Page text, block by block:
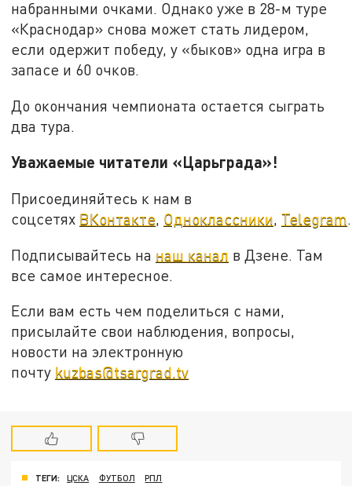
набранными очками. Однако уже в 28-м туре
«Краснодар» снова может стать лидером,
если одержит победу, у «быков» одна игра в
запасе и 60 очков.
До окончания чемпионата остается сыграть
два тура.
Уважаемые читатели «Царьграда»!
Присоединяйтесь к нам в
соцсетях ВКонтакте, Одноклассники, Telegram.
Подписывайтесь на наш канал в Дзене. Там
все самое интересное.
Если вам есть чем поделиться с нами,
присылайте свои наблюдения, вопросы,
новости на электронную
почту kuzbas@tsargrad.tv
ТЕГИ: ЦСКА ФУТБОЛ РПЛ